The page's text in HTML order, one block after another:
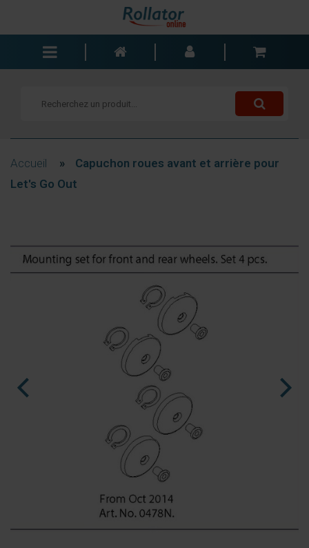
Fauteuils roulants
Chariots de courses
Pièces de rechange
Blogs
Accueil »
Capuchon roues avant et arrière pour
Let's Go Out